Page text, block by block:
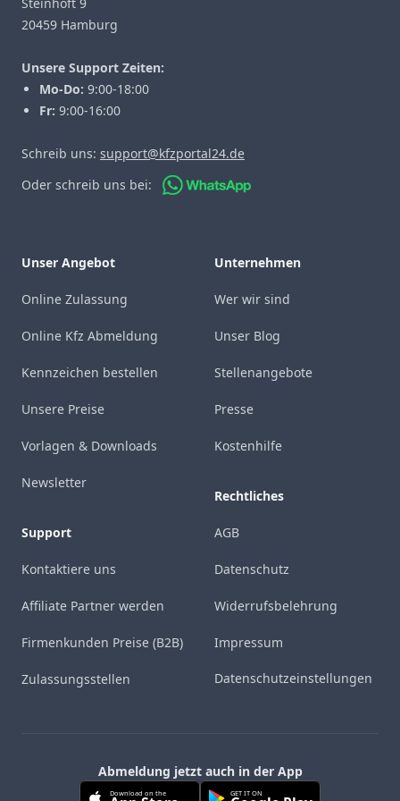
20459 Hamburg
Unsere Support Zeiten:
Mo-Do: 9:00-18:00
Fr: 9:00-16:00
Schreib uns: support@kfzportal24.de
Oder schreib uns bei:
Unser Angebot
Online Zulassung
Online Kfz Abmeldung
Kennzeichen bestellen
Unsere Preise
Vorlagen & Downloads
Newsletter
Support
Kontaktiere uns
Affiliate Partner werden
Firmenkunden Preise (B2B)
Zulassungsstellen
Unternehmen
Wer wir sind
Unser Blog
Stellenangebote
Presse
Kostenhilfe
Rechtliches
AGB
Datenschutz
Widerrufsbelehrung
Impressum
Datenschutzeinstellungen
Abmeldung jetzt auch in der App
Download on the GET IT ON